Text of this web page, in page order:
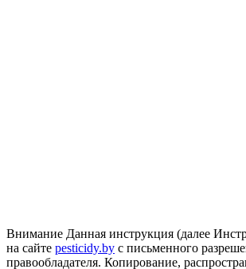
Внимание Данная инструкция (далее
на сайте pesticidy.by с письменного
правообладателя. Копирование,